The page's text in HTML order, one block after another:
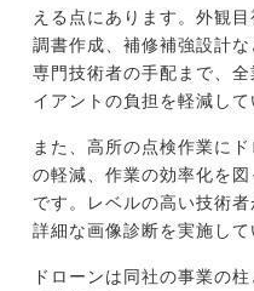
える点にあります。外観
調書作成、補修補強設計
専門技術者の手配まで、
イアントの負担を軽減して
また、高所の点検作業に
の軽減、作業の効率化を
です。レベルの高い技術
詳細な画像診断を実施して
ドローンは同社の事業の